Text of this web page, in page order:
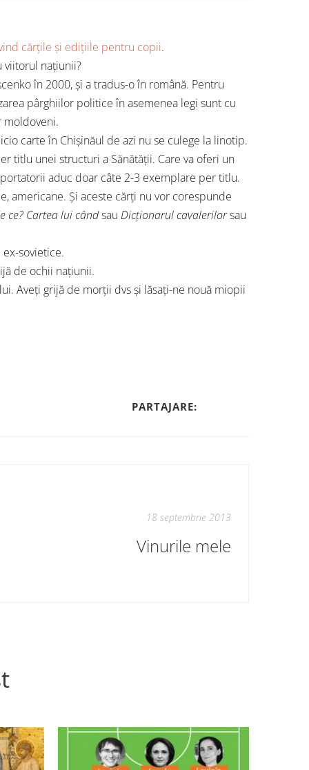
cărțile și edițiile pentru copii.
viitorul națiunii?
în 2000, și a tradus-o în română. Pentru
pârghiilor politice în asemenea legi sunt cu
moldoveni.
carte în Chișinăul de azi nu se culege la linotip.
titlu unei structuri a Sănătății. Care va oferi un
aduc doar câte 2-3 exemplare per titlu.
americane. Și aceste cărți nu vor corespunde
ce? Cartea lui cândsau Dicționarul cavalerilorsau
sovietice.
de ochii națiunii.
Aveți grijă de morții dvs și lăsați-ne nouă miopii
PARTAJARE:
18 septembrie 2013
Vinurile mele